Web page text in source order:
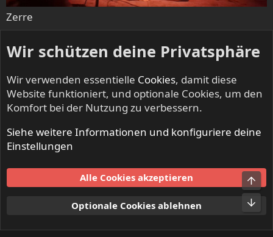
Zerre
R
e
k
t
i
o
n
e
n
Du musst dich einloggen oder registrieren, um hier zu
antworten.
Teilen: LinkedIn
E-MailLink
NO SLEEP TILL LIVE - Festivals & Open Airs
Nutzungsbedingungen
Hilfe und Impressum
Start
Wir schützen deine Privatsphäre
Wir verwenden essentielle Cookies, damit diese
Website funktioniert, und optionale Cookies, um den
Komfort bei der Nutzung zu verbessern.
Siehe weitere Informationen und konfiguriere deine
Einstellungen
Alle Cookies akzeptieren
Optionale Cookies ablehnen